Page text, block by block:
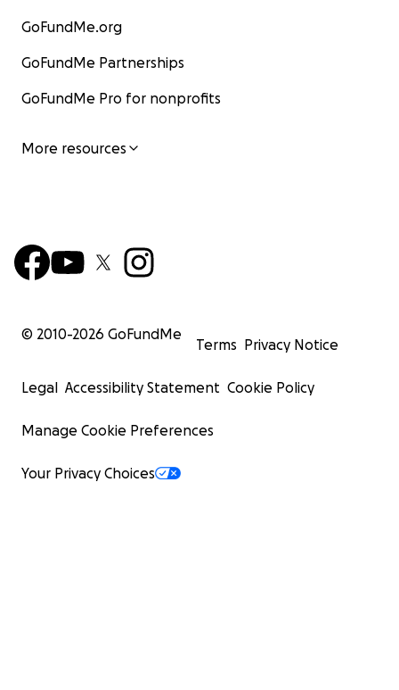
GoFundMe.org
GoFundMe Partnerships
GoFundMe Pro for nonprofits
More resources
© 2010-2026 GoFundMe
Terms Privacy Notice
Legal Accessibility Statement Cookie Policy
Manage Cookie Preferences
Your Privacy Choices